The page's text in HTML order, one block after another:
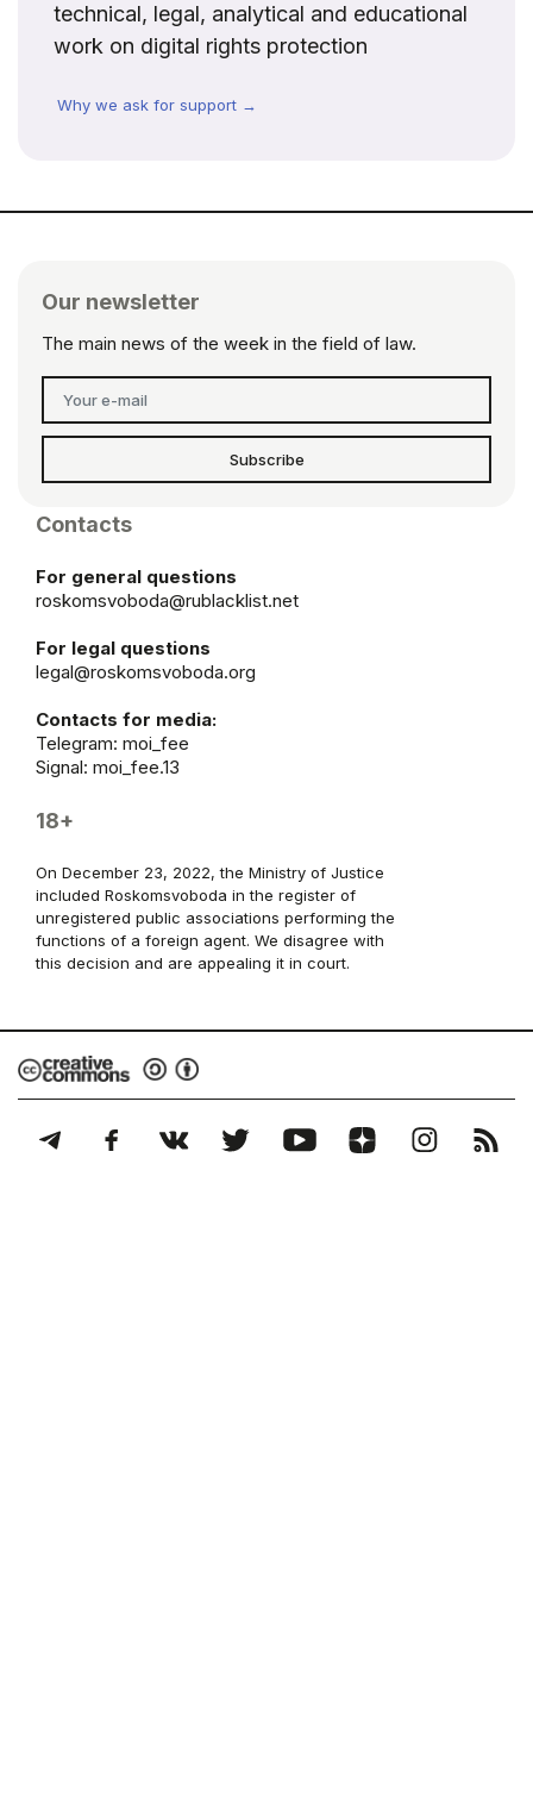
technical, legal, analytical and educational
work on digital rights protection
Why we ask for support →
Our newsletter
The main news of the week in the field of law.
Subscribe
Contacts
For general questions
roskomsvoboda@rublacklist.net
For legal questions
legal@roskomsvoboda.org
Contacts for media:
Telegram: moi_fee
Signal: moi_fee.13
18+
On December 23, 2022, the Ministry of Justice
included Roskomsvoboda in the register of
unregistered public associations performing the
functions of a foreign agent. We disagree with
this decision and are appealing it in court.